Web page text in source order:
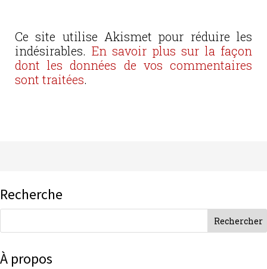
Ce site utilise Akismet pour réduire les
indésirables. En savoir plus sur la façon
dont les données de vos commentaires
sont traitées.
Recherche
À propos